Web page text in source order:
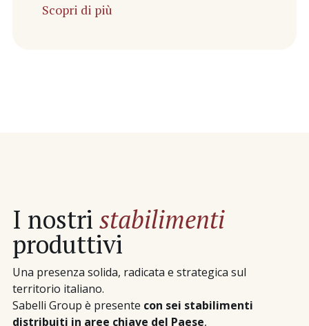
Scopri di più
I nostri stabilimenti
produttivi
Una presenza solida, radicata e strategica sul
territorio italiano.
Sabelli Group è presente con sei stabilimenti
distribuiti in aree chiave del Paese,